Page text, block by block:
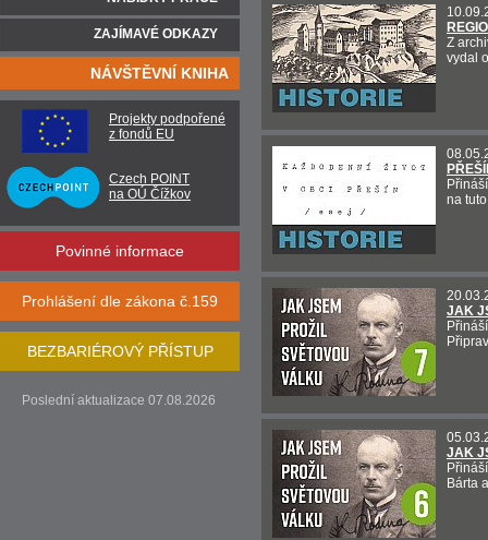
Z
vydal
na
JAK
JAK
Bárta
ZAJÍMAVÉ ODKAZY
NÁVŠTĚVNÍ KNIHA
Projekty podpořené
z fondů EU
Czech POINT
na OÚ Čížkov
Povinné informace
Prohlášení dle zákona č.159
BEZBARIÉROVÝ PŘÍSTUP
Poslední aktualizace 07.08.2026